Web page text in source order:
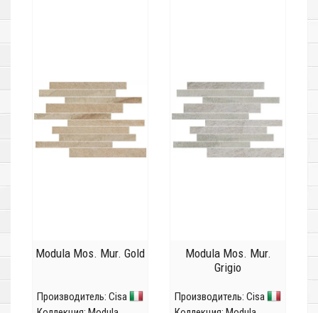
Modula Mos. Mur. Gold
Производитель: Cisa
Modula Mos. Mur.
Grigio
Производитель: Cisa